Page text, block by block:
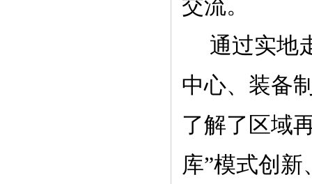
交流。
通过实地
中心、装备
了解了区域
库”模式创